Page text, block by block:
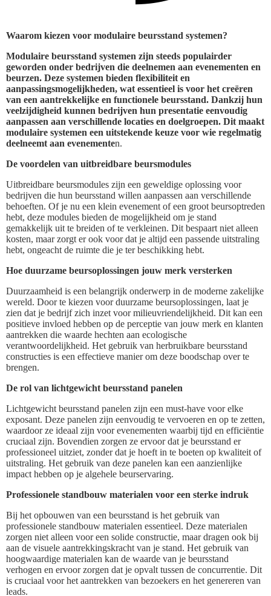
Waarom kiezen voor modulaire beursstand systemen?
Modulaire beursstand systemen zijn steeds populairder
geworden onder bedrijven die deelnemen aan evenementen en
beurzen. Deze systemen bieden flexibiliteit en
aanpassingsmogelijkheden, wat essentieel is voor het creëren
van een aantrekkelijke en functionele beursstand. Dankzij hun
veelzijdigheid kunnen bedrijven hun presentatie eenvoudig
aanpassen aan verschillende locaties en doelgroepen. Dit maakt
modulaire systemen een uitstekende keuze voor wie regelmatig
deelneemt aan evenementen.
De voordelen van uitbreidbare beursmodules
Uitbreidbare beursmodules zijn een geweldige oplossing voor
bedrijven die hun beursstand willen aanpassen aan verschillende
behoeften. Of je nu een klein evenement of een groot beursoptreden
hebt, deze modules bieden de mogelijkheid om je stand
gemakkelijk uit te breiden of te verkleinen. Dit bespaart niet alleen
kosten, maar zorgt er ook voor dat je altijd een passende uitstraling
hebt, ongeacht de ruimte die je ter beschikking hebt.
Hoe duurzame beursoplossingen jouw merk versterken
Duurzaamheid is een belangrijk onderwerp in de moderne zakelijke
wereld. Door te kiezen voor duurzame beursoplossingen, laat je
zien dat je bedrijf zich inzet voor milieuvriendelijkheid. Dit kan een
positieve invloed hebben op de perceptie van jouw merk en klanten
aantrekken die waarde hechten aan ecologische
verantwoordelijkheid. Het gebruik van herbruikbare beursstand
constructies is een effectieve manier om deze boodschap over te
brengen.
De rol van lichtgewicht beursstand panelen
Lichtgewicht beursstand panelen zijn een must-have voor elke
exposant. Deze panelen zijn eenvoudig te vervoeren en op te zetten,
waardoor ze ideaal zijn voor evenementen waarbij tijd en efficiëntie
cruciaal zijn. Bovendien zorgen ze ervoor dat je beursstand er
professioneel uitziet, zonder dat je hoeft in te boeten op kwaliteit of
uitstraling. Het gebruik van deze panelen kan een aanzienlijke
impact hebben op je algehele beurservaring.
Professionele standbouw materialen voor een sterke indruk
Bij het opbouwen van een beursstand is het gebruik van
professionele standbouw materialen essentieel. Deze materialen
zorgen niet alleen voor een solide constructie, maar dragen ook bij
aan de visuele aantrekkingskracht van je stand. Het gebruik van
hoogwaardige materialen kan de waarde van je beursstand
verhogen en ervoor zorgen dat je opvalt tussen de concurrentie. Dit
is cruciaal voor het aantrekken van bezoekers en het genereren van
leads.